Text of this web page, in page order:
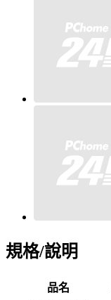
規格/說明
品名